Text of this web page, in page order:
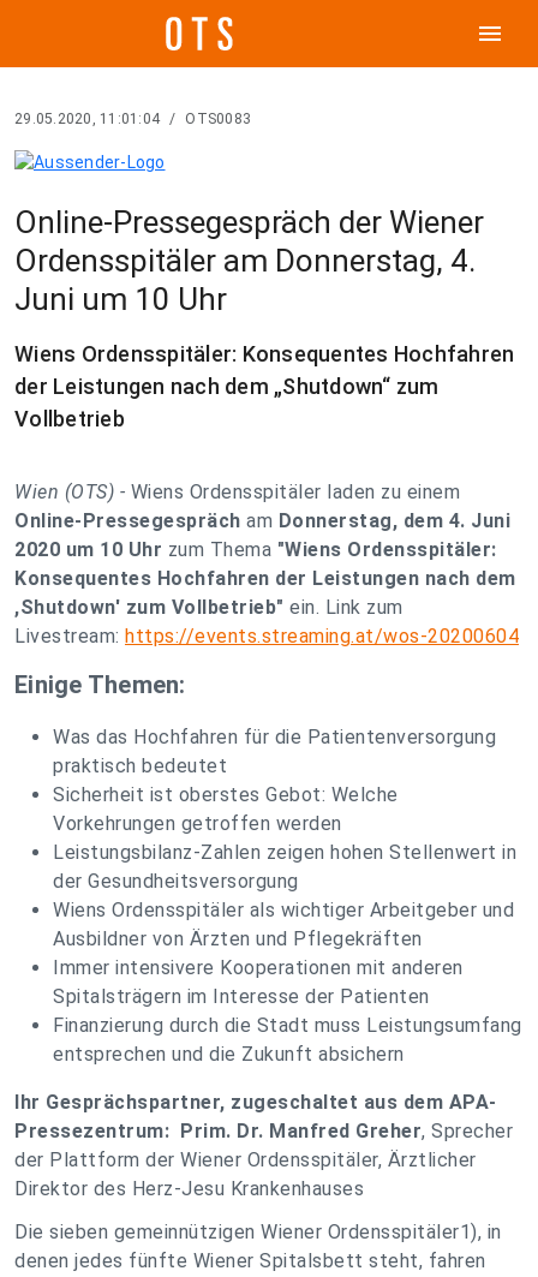
menu
29.05.2020, 11:01:04 / OTS0083
Online-Pressegespräch der Wiener
Ordensspitäler am Donnerstag, 4.
Juni um 10 Uhr
Wiens Ordensspitäler: Konsequentes Hochfahren
der Leistungen nach dem „Shutdown“ zum
Vollbetrieb
Wien (OTS) - Wiens Ordensspitäler laden zu einem
Online-Pressegespräch am Donnerstag, dem 4. Juni
2020 um 10 Uhr zum Thema "Wiens Ordensspitäler:
Konsequentes Hochfahren der Leistungen nach dem
,Shutdown' zum Vollbetrieb" ein. Link zum
Livestream: https://events.streaming.at/wos-20200604
Einige Themen:
Was das Hochfahren für die Patientenversorgung
praktisch bedeutet
Sicherheit ist oberstes Gebot: Welche
Vorkehrungen getroffen werden
Leistungsbilanz-Zahlen zeigen hohen Stellenwert in
der Gesundheitsversorgung
Wiens Ordensspitäler als wichtiger Arbeitgeber und
Ausbildner von Ärzten und Pflegekräften
Immer intensivere Kooperationen mit anderen
Spitalsträgern im Interesse der Patienten
Finanzierung durch die Stadt muss Leistungsumfang
entsprechen und die Zukunft absichern
Ihr Gesprächspartner, zugeschaltet aus dem APA-
Pressezentrum: Prim. Dr. Manfred Greher, Sprecher
der Plattform der Wiener Ordensspitäler, Ärztlicher
Direktor des Herz-Jesu Krankenhauses
Die sieben gemeinnützigen Wiener Ordensspitäler1), in
denen jedes fünfte Wiener Spitalsbett steht, fahren